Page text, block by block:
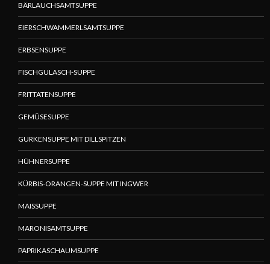
BÄRLAUCHSAMTSUPPE
EIERSCHWAMMERLSAMTSUPPE
ERBSENSUPPE
FISCHGULASCH-SUPPE
FRITTATENSUPPE
GEMÜSESUPPE
GURKENSUPPE MIT DILLSPITZEN
HÜHNERSUPPE
KÜRBIS-ORANGEN-SUPPE MIT INGWER
MAISSUPPE
MARONISAMTSUPPE
PAPRIKASCHAUMSUPPE